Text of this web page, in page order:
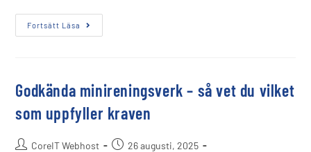
Fortsätt Läsa
Godkända minireningsverk – så vet du vilket
som uppfyller kraven
CoreIT Webhost
26 augusti, 2025